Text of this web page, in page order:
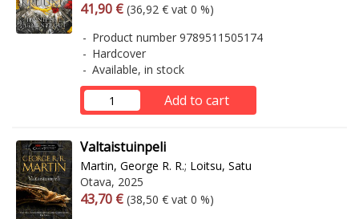
Arvonlisäverollinen hinta
41,90 € Excl. vat
(36,92 € vat 0 %)
Product number 9789511505174
Hardcover
Available, in stock
Add to cart
Valtaistuinpeli
Martin, George R. R.; Loitsu, Satu
Otava, 2025
Arvonlisäverollinen hinta
43,70 € Excl. vat
(38,50 € vat 0 %)